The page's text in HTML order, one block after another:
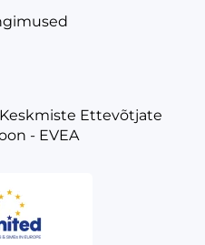
Ettevõtjate
- EVEA